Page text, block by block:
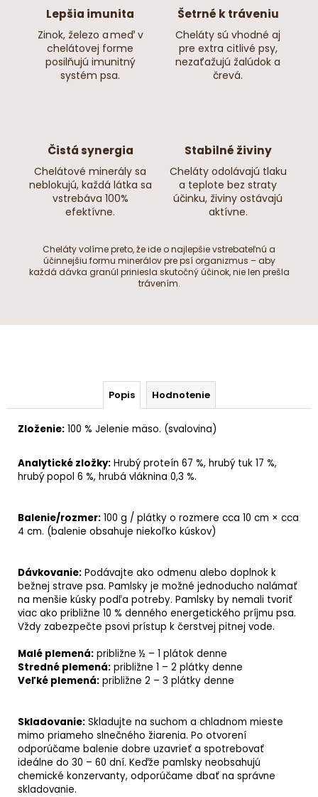
Lepšia imunita
Zinok, železo a meď v
chelátovej forme
posilňujú imunitný
systém psa.
Šetrné k tráveniu
Cheláty sú vhodné aj
pre extra citlivé psy,
nezaťažujú žalúdok a
črevá.
Čistá synergia
Chelátové minerály sa
neblokujú, každá látka sa
vstrebáva 100%
efektívne.
Stabilné živiny
Cheláty odolávajú tlaku
a teplote bez straty
účinku, živiny ostávajú
aktívne.
Cheláty volíme preto, že ide o najlepšie vstrebateľnú a
účinnejšiu formu minerálov pre psí organizmus – aby
každá dávka granúl priniesla skutočný účinok, nie len prešla
trávením.
Popis Hodnotenie
Zloženie: 100 % Jelenie mäso. (svalovina)
Analytické zložky: Hrubý proteín 67 %, hrubý tuk 17 %,
hrubý popol 6 %, hrubá vláknina 0,3 %.
Balenie/rozmer: 100 g / plátky o rozmere cca 10 cm × cca
4 cm. (balenie obsahuje niekoľko kúskov)
Dávkovanie: Podávajte ako odmenu alebo doplnok k
bežnej strave psa. Pamlsky je možné jednoducho nalámať
na menšie kúsky podľa potreby. Pamlsky by nemali tvoriť
viac ako približne 10 % denného energetického príjmu psa.
Vždy zabezpečte psovi prístup k čerstvej pitnej vode.
Malé plemená: približne ½ – 1 plátok denne
Stredné plemená: približne 1 – 2 plátky denne
Veľké plemená: približne 2 – 3 plátky denne
Skladovanie: Skladujte na suchom a chladnom mieste
mimo priameho slnečného žiarenia. Po otvorení
odporúčame balenie dobre uzavrieť a spotrebovať
ideálne do 30 – 60 dní. Keďže pamlsky neobsahujú
chemické konzervanty, odporúčame dbať na správne
skladovanie.